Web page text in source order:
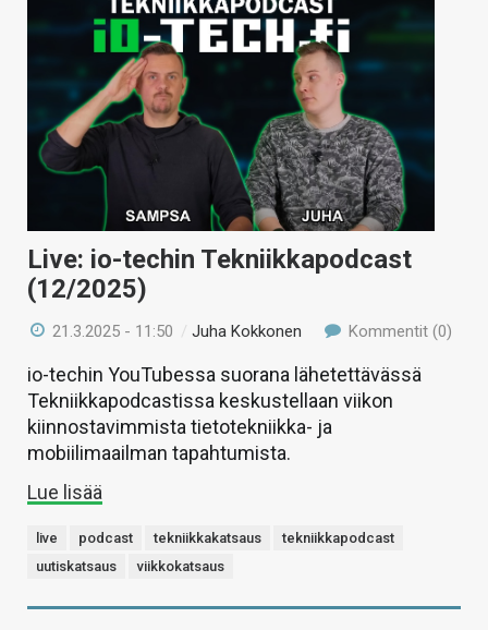
Live: io-techin Tekniikkapodcast
(12/2025)
21.3.2025 - 11:50 /Juha Kokkonen Kommentit (0)
io-techin YouTubessa suorana lähetettävässä
Tekniikkapodcastissa keskustellaan viikon
kiinnostavimmista tietotekniikka- ja
mobiilimaailman tapahtumista.
Lue lisää
live podcast tekniikkakatsaus
tekniikkapodcast
uutiskatsaus
viikkokatsaus